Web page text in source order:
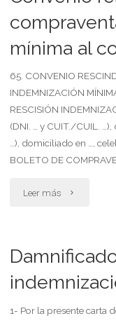
y
reintegro
del
inmueble
(sin
mínima al
65. CONVENIO
INDEMNIZACIÓN
RESCISIÓN
(DNI. … y CUIT./CUIL.
…), domiciliado en …,
BOLETO DE
Leer más "Convenio
boleto
1- Por la presente carta